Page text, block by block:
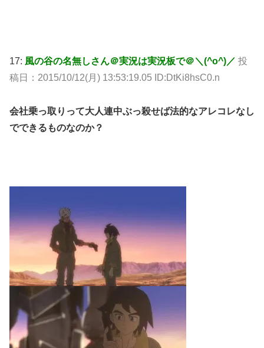
17: 風の谷の名無しさん＠実況は実況板で＠＼(^o^)／ 投
稿日：2015/10/12(月) 13:53:19.05 ID:DtKi8hsC0.n
会社乗っ取りって大人連中ぶっ殺せば法的なアレコレなし
でできるものなのか？